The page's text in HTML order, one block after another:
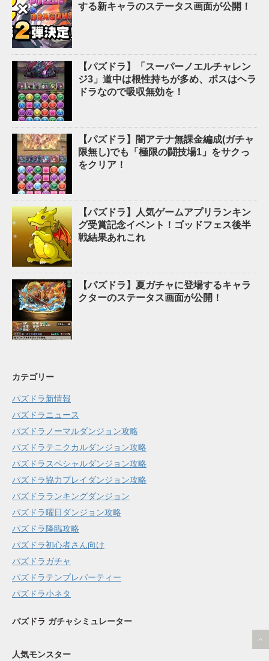
する新キャラのステータス画面が公開！
【パズドラ】「スーパーノエルチャレン
ジ3」道中は根性持ちが多め、ボスはヘラ
ドラなので吸収無効を！
【パズドラ】闇アテナ無課金編成(ガチャ
限無し)でも「極限の闘技場1」をサクっ
をクリア！
【パズドラ】人気ゲームアプリランキン
グ受賞記念イベント！ゴッドフェス後半
戦結果あれこれ
【パズドラ】夏ガチャに登場するキャラ
クターのステータス画面が公開！
カテゴリー
パズドラ新情報
パズドラニュース
パズドラノーマルダンジョン攻略
パズドラテニクカルダンジョン攻略
パズドラスペシャルダンジョン攻略
パズドラ協力プレイダンジョン攻略
パズドラランキングダンジョン
パズドラ曜日ダンジョン攻略
パズドラ降臨攻略
パズドラ初心者さん向け
パズドラガチャ
パズドラテンプレパーティー
パズドラ小ネタ
パズドラ ガチャシミュレーター
人気モンスター